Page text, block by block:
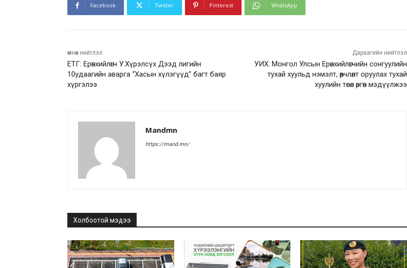
Facebook Twitter Pinterest WhatsApp
өмнөх нийтлэл
ЕТГ: Ерөнхийлөгч У.Хүрэлсүх Дээд лигийн
10удаагийн аварга “Хасын хүлэгүүд” багт баяр
хүргэлээ
Дараагийн нийтлэл
УИХ: Монгол Улсын Ерөнхийлөгчийн сонгуулийн
тухай хуульд нэмэлт, өөрчлөлт оруулах тухай
хуулийн төсөл өргөн мэдүүлжээ
Mandmn
https://mand.mn/
Холбоотой мэдээ